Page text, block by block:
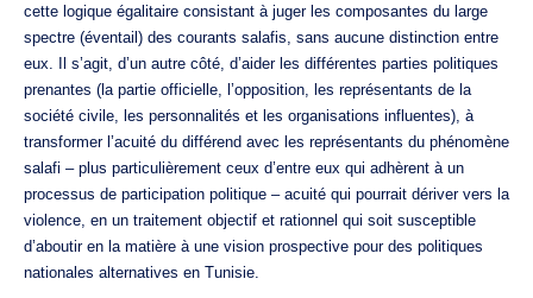
cette logique égalitaire consistant à juger les composantes du large
spectre (éventail) des courants salafis, sans aucune distinction entre
eux. Il s’agit, d’un autre côté, d’aider les différentes parties politiques
prenantes (la partie officielle, l’opposition, les représentants de la
société civile, les personnalités et les organisations influentes), à
transformer l’acuité du différend avec les représentants du phénomène
salafi – plus particulièrement ceux d’entre eux qui adhèrent à un
processus de participation politique – acuité qui pourrait dériver vers la
violence, en un traitement objectif et rationnel qui soit susceptible
d’aboutir en la matière à une vision prospective pour des politiques
nationales alternatives en Tunisie.